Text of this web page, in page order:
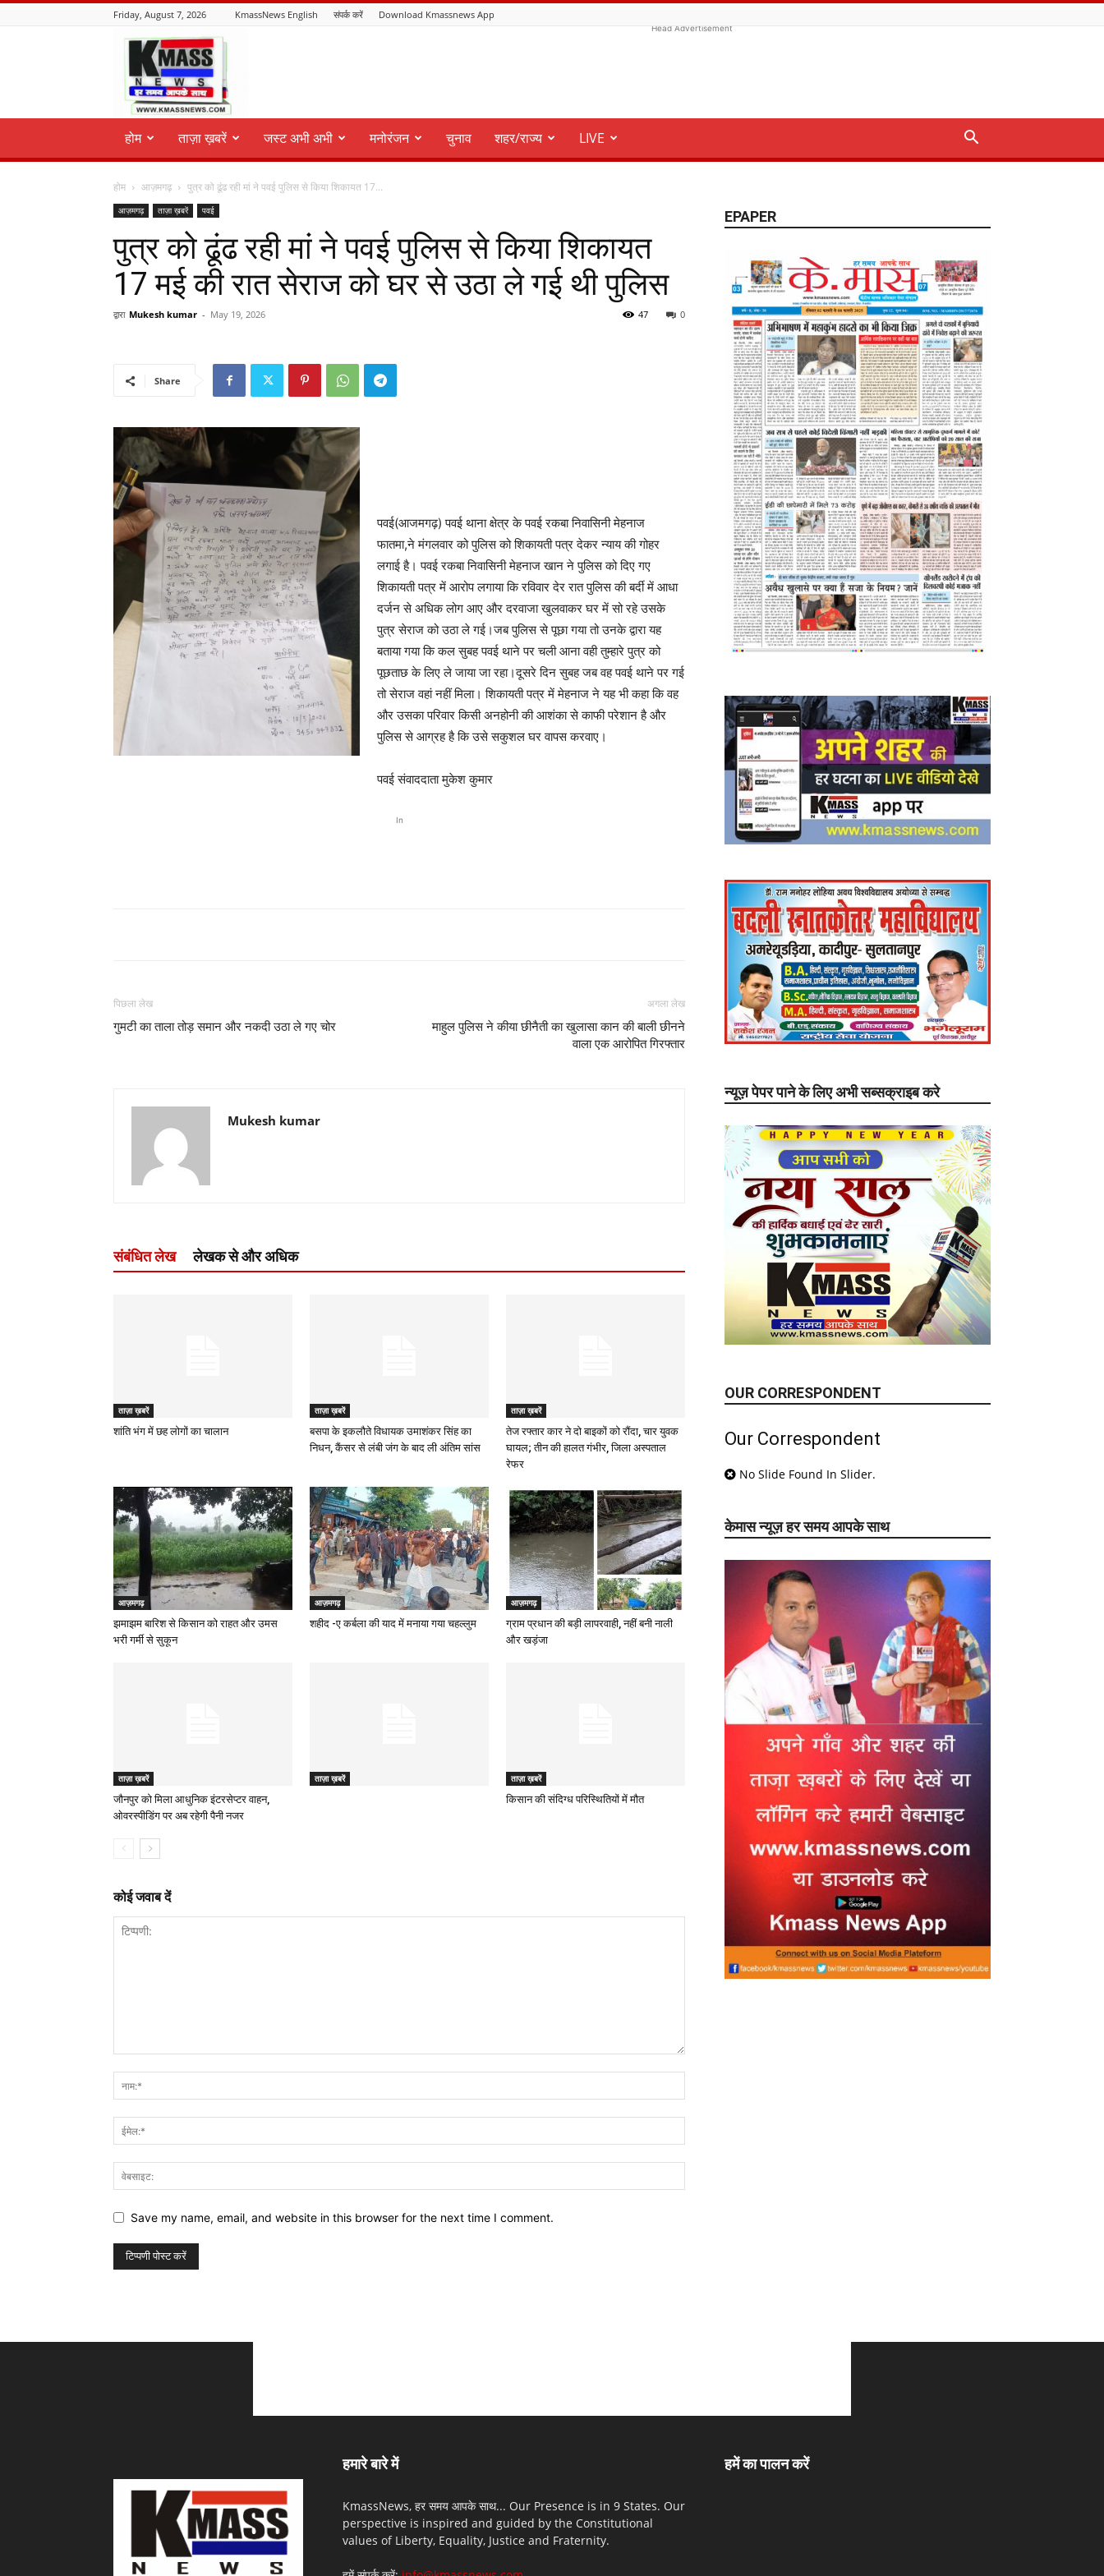
Friday, August 7, 2026 KmassNews English संपर्क करें Download Kmassnews App
KmassNews
Head Advertisement
होम ताज़ा ख़बरें जस्ट अभी अभी मनोरंजन चुनाव शहर/राज्य LIVE
होम आज़मगढ़ पुत्र को ढूंढ रही मां ने पवई पुलिस से किया शिकायत 17...
आज़मगढ़ ताज़ा ख़बरें पवई
पुत्र को ढूंढ रही मां ने पवई पुलिस से किया शिकायत
17 मई की रात सेराज को घर से उठा ले गई थी पुलिस
द्वारा Mukesh kumar - May 19, 2026 0
47
Share
पवई(आजमगढ़) पवई थाना क्षेत्र के पवई रकबा निवासिनी मेहनाज
फातमा,ने मंगलवार को पुलिस को शिकायती पत्र देकर न्याय की गोहर
लगाई है। पवई रकबा निवासिनी मेहनाज खान ने पुलिस को दिए गए
शिकायती पत्र में आरोप लगाया कि रविवार देर रात पुलिस की बर्दी में आधा
दर्जन से अधिक लोग आए और दरवाजा खुलवाकर घर में सो रहे उसके
पुत्र सेराज को उठा ले गई।जब पुलिस से पूछा गया तो उनके द्वारा यह
बताया गया कि कल सुबह पवई थाने पर चली आना वही तुम्हारे पुत्र को
पूछताछ के लिए ले जाया जा रहा।दूसरे दिन सुबह जब वह पवई थाने पर गई
तो सेराज वहां नहीं मिला। शिकायती पत्र में मेहनाज ने यह भी कहा कि वह
और उसका परिवार किसी अनहोनी की आशंका से काफी परेशान है और
पुलिस से आग्रह है कि उसे सकुशल घर वापस करवाए।
पवई संवाददाता मुकेश कुमार
In
पिछला लेख
गुमटी का ताला तोड़ समान और नकदी उठा ले गए चोर
अगला लेख
माहुल पुलिस ने कीया छीनैती का खुलासा कान की बाली छीनने
वाला एक आरोपित गिरफ्तार
Mukesh kumar
संबंधित लेख लेखक से और अधिक
ताज़ा ख़बरें
शांति भंग में छह लोगों का चालान
ताज़ा ख़बरें
बसपा के इकलौते विधायक उमाशंकर सिंह का
निधन, कैंसर से लंबी जंग के बाद ली अंतिम सांस
ताज़ा ख़बरें
तेज रफ्तार कार ने दो बाइकों को रौंदा, चार युवक
घायल; तीन की हालत गंभीर, जिला अस्पताल
रेफर
आज़मगढ़
झमाझम बारिश से किसान को राहत और उमस
भरी गर्मी से सुकून
आज़मगढ़
शहीद -ए कर्बला की याद में मनाया गया चहल्लुम
आज़मगढ़
ग्राम प्रधान की बड़ी लापरवाही, नहीं बनी नाली
और खड़ंजा
ताज़ा ख़बरें
जौनपुर को मिला आधुनिक इंटरसेप्टर वाहन,
ओवरस्पीडिंग पर अब रहेगी पैनी नजर
ताज़ा ख़बरें ताज़ा ख़बरें
किसान की संदिग्ध परिस्थितियों में मौत
कोई जवाब दें
Save my name, email, and website in this browser for the next time I comment.
EPAPER
न्यूज़ पेपर पाने के लिए अभी सब्सक्राइब करे
OUR CORRESPONDENT
Our Correspondent
No Slide Found In Slider.
केमास न्यूज़ हर समय आपके साथ
हमारे बारे में
KmassNews, हर समय आपके साथ... Our Presence is in 9 States. Our
perspective is inspired and guided by the Constitutional
values of Liberty, Equality, Justice and Fraternity.
हमें का पालन करें